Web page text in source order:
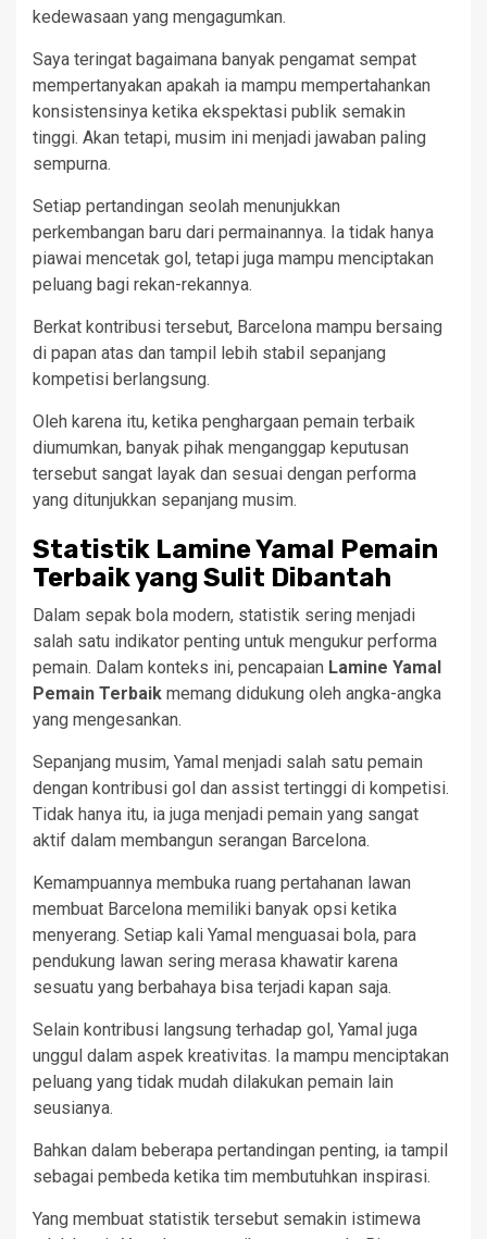
kedewasaan yang mengagumkan.
Saya teringat bagaimana banyak pengamat sempat
mempertanyakan apakah ia mampu mempertahankan
konsistensinya ketika ekspektasi publik semakin
tinggi. Akan tetapi, musim ini menjadi jawaban paling
sempurna.
Setiap pertandingan seolah menunjukkan
perkembangan baru dari permainannya. Ia tidak hanya
piawai mencetak gol, tetapi juga mampu menciptakan
peluang bagi rekan-rekannya.
Berkat kontribusi tersebut, Barcelona mampu bersaing
di papan atas dan tampil lebih stabil sepanjang
kompetisi berlangsung.
Oleh karena itu, ketika penghargaan pemain terbaik
diumumkan, banyak pihak menganggap keputusan
tersebut sangat layak dan sesuai dengan performa
yang ditunjukkan sepanjang musim.
Statistik Lamine Yamal Pemain
Terbaik yang Sulit Dibantah
Dalam sepak bola modern, statistik sering menjadi
salah satu indikator penting untuk mengukur performa
pemain. Dalam konteks ini, pencapaian Lamine Yamal
Pemain Terbaik memang didukung oleh angka-angka
yang mengesankan.
Sepanjang musim, Yamal menjadi salah satu pemain
dengan kontribusi gol dan assist tertinggi di kompetisi.
Tidak hanya itu, ia juga menjadi pemain yang sangat
aktif dalam membangun serangan Barcelona.
Kemampuannya membuka ruang pertahanan lawan
membuat Barcelona memiliki banyak opsi ketika
menyerang. Setiap kali Yamal menguasai bola, para
pendukung lawan sering merasa khawatir karena
sesuatu yang berbahaya bisa terjadi kapan saja.
Selain kontribusi langsung terhadap gol, Yamal juga
unggul dalam aspek kreativitas. Ia mampu menciptakan
peluang yang tidak mudah dilakukan pemain lain
seusianya.
Bahkan dalam beberapa pertandingan penting, ia tampil
sebagai pembeda ketika tim membutuhkan inspirasi.
Yang membuat statistik tersebut semakin istimewa